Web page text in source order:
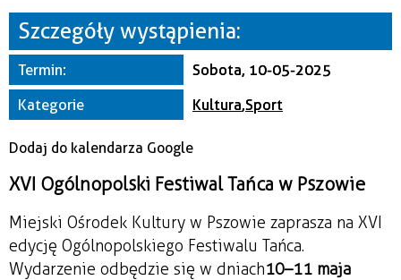
Organizator
Szczegóły wystąpienia:
Termin:
Sobota, 10-05-2025
Kategorie
Kultura,Sport
Dodaj do kalendarza Google
XVI Ogólnopolski Festiwal Tańca w Pszowie
Miejski Ośrodek Kultury w Pszowie zaprasza na XVI
edycję Ogólnopolskiego Festiwalu Tańca.
Wydarzenie odbędzie się w dniach10–11 maja